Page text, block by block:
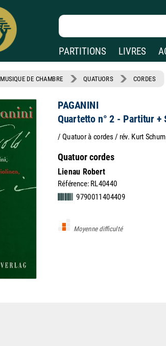
PARTITIONS LIVRES
MUSIQUE DE CHAMBRE QUATUORS CORDES
PAGANINI
Quartetto n° 2 - Partitur +
/ Quatuor à cordes / rév. Kurt
Quatuor cordes
Lienau Robert
Référence: RL40440
9790011404409
Moyenne difficulté